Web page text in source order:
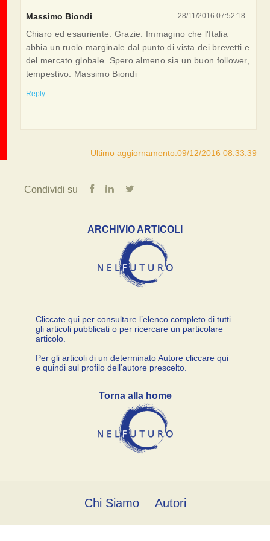
28/11/2016 07:52:18
Massimo Biondi
Chiaro ed esauriente. Grazie. Immagino che l'Italia
abbia un ruolo marginale dal punto di vista dei brevetti e
del mercato globale. Spero almeno sia un buon follower,
tempestivo. Massimo Biondi
Reply
Ultimo aggiornamento:09/12/2016 08:33:39
Condividi su
ARCHIVIO ARTICOLI
Cliccate qui per consultare l’elenco completo di tutti
gli articoli pubblicati o per ricercare un particolare
articolo.
Per gli articoli di un determinato Autore cliccare qui
e quindi sul profilo dell’autore prescelto.
Torna alla home
Chi Siamo Autori